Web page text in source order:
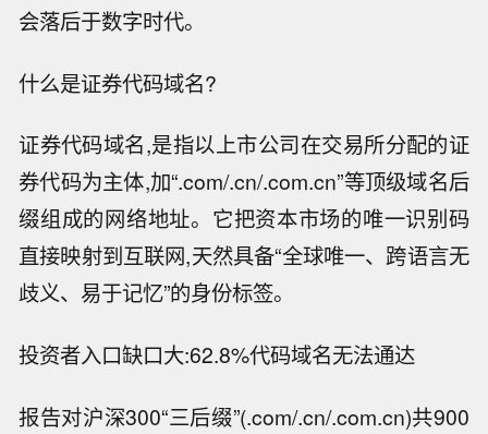
会落后于数字时代。
什么是证券代码域名?
证券代码域名,是指以上市公司在交易所分配的证
券代码为主体,加“.com/.cn/.com.cn”等顶级域名后
缀组成的网络地址。它把资本市场的唯一识别码
直接映射到互联网,天然具备“全球唯一、跨语言无
歧义、易于记忆”的身份标签。
投资者入口缺口大:62.8%代码域名无法通达
报告对沪深300“三后缀”(.com/.cn/.com.cn)共900